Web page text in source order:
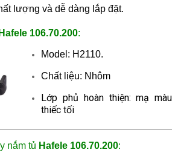
lượng và dễ dàng lắp đặt.
Hafele 106.70.200:
Model : H2110.
Chất liệu: Nhôm
Lớp phủ hoàn thiện: mạ màu
thiếc tối
nắm tủ Hafele 106.70.200: